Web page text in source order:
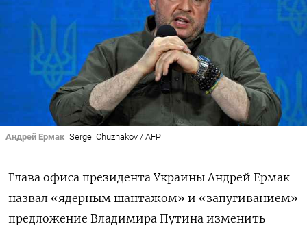
Андрей Ермак Sergei Chuzhakov / AFP
Глава офиса президента Украины Андрей Ермак
назвал «ядерным шантажом» и «запугиванием»
предложение Владимира Путина изменить